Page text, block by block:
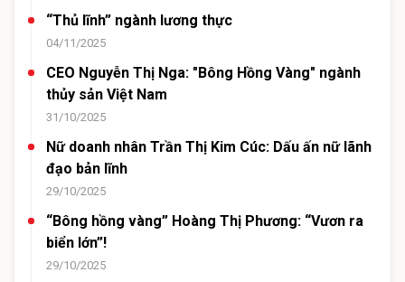
“Thủ lĩnh” ngành lương thực
04/11/2025
CEO Nguyễn Thị Nga: "Bông Hồng Vàng" ngành
thủy sản Việt Nam
31/10/2025
Nữ doanh nhân Trần Thị Kim Cúc: Dấu ấn nữ lãnh
đạo bản lĩnh
29/10/2025
“Bông hồng vàng” Hoàng Thị Phương: “Vươn ra
biển lớn”!
29/10/2025